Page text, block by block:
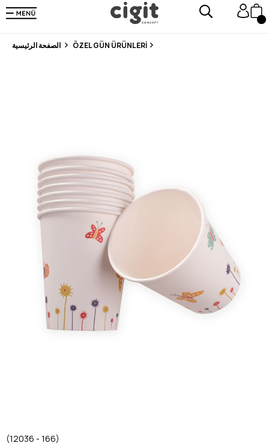
En Uygun Fiyat Garantisi !
300₺ ve Üzeri Alışverişlerde Kargo Ücretsiz !
Koşulsuz Şartsız İade İmkanı
ÖZEL GÜN ÜRÜNLERİ
(12036 - 166)